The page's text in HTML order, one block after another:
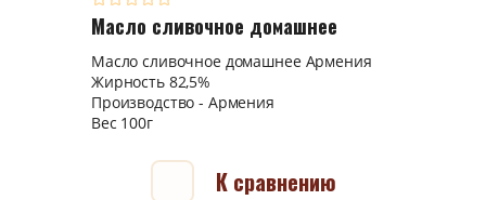
Масло сливочное домашнее
Масло сливочное домашнее Армения
Жирность 82,5%
Производство - Армения
Вес 100г
К сравнению